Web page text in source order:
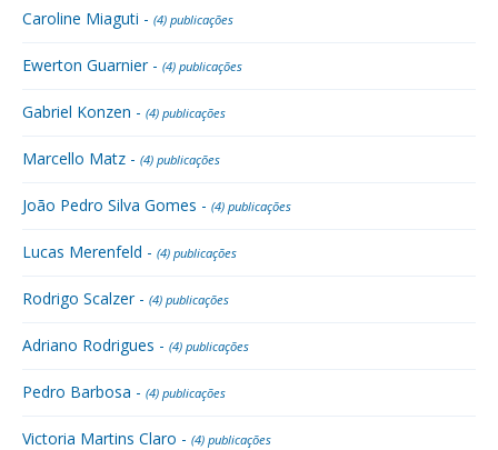
Caroline Miaguti - (4) publicações
Ewerton Guarnier - (4) publicações
Gabriel Konzen - (4) publicações
Marcello Matz - (4) publicações
João Pedro Silva Gomes - (4) publicações
Lucas Merenfeld - (4) publicações
Rodrigo Scalzer - (4) publicações
Adriano Rodrigues - (4) publicações
Pedro Barbosa - (4) publicações
Victoria Martins Claro - (4) publicações